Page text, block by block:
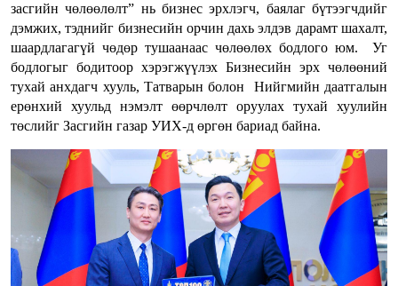
засгийн чөлөөлөлт” нь бизнес эрхлэгч, баялаг бүтээгчдийг
дэмжих, тэднийг бизнесийн орчин дахь элдэв дарамт шахалт,
шаардлагагүй чөдөр тушаанаас чөлөөлөх бодлого юм. Уг
бодлогыг бодитоор хэрэгжүүлэх Бизнесийн эрх чөлөөний
тухай анхдагч хууль, Татварын болон Нийгмийн даатгалын
ерөнхий хуульд нэмэлт өөрчлөлт оруулах тухай хуулийн
төслийг Засгийн газар УИХ-д өргөн бариад байна.